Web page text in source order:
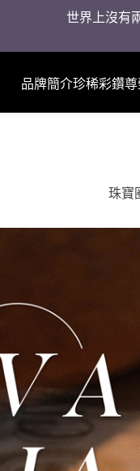
世界上沒有
品牌簡介珍稀彩鑽尊
珠寶